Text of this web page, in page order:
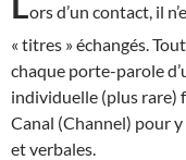
ors d’un contact, il
« titres » échangés.
chaque porte-parole
individuelle (plus rare)
Canal (Channel) pour
et verbales.